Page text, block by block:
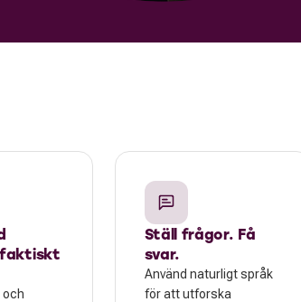
faktiskt
och
Ställ frågor. Få
svar.
Använd naturligt språk
för att utforska